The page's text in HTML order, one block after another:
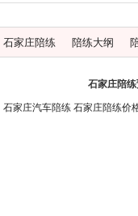
石家庄陪练 陪练大纲
石家庄陪
石家庄汽车陪练 石家庄陪练价